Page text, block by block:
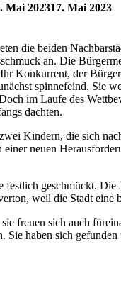
Mai 202317. Mai 2023
die beiden
an. Die
Konkurrent, der
spinnefeind. Sie
im Laufe des
dachten.
Kindern, die sich
neuen
festlich geschmückt.
weil die Stadt eine
freuen sich auch
Sie haben sich gefunden